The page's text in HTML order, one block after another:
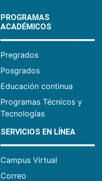
PROGRAMAS
ACADÉMICOS
Pregrados
Posgrados
Educación continua
Programas Técnicos y
Tecnologías
SERVICIOS EN LÍNEA
Campus Virtual
Correo